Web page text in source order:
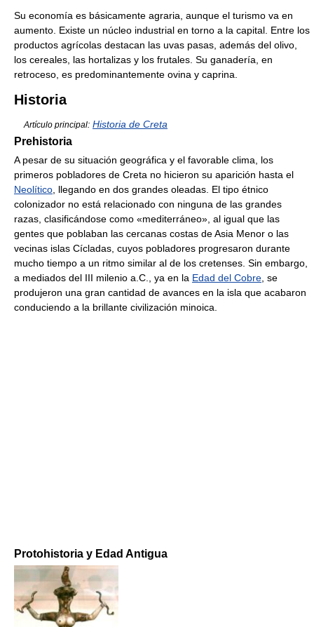
Su economía es básicamente agraria, aunque el turismo va en
aumento. Existe un núcleo industrial en torno a la capital. Entre los
productos agrícolas destacan las uvas pasas, además del olivo,
los cereales, las hortalizas y los frutales. Su ganadería, en
retroceso, es predominantemente ovina y caprina.
Historia
Artículo principal: Historia de Creta
Prehistoria
A pesar de su situación geográfica y el favorable clima, los
primeros pobladores de Creta no hicieron su aparición hasta el
Neolítico , llegando en dos grandes oleadas. El tipo étnico
colonizador no está relacionado con ninguna de las grandes
razas, clasificándose como «mediterráneo», al igual que las
gentes que poblaban las cercanas costas de Asia Menor o las
vecinas islas Cícladas, cuyos pobladores progresaron durante
mucho tiempo a un ritmo similar al de los cretenses. Sin embargo,
a mediados del III milenio a.C., ya en la Edad del Cobre , se
produjeron una gran cantidad de avances en la isla que acabaron
conduciendo a la brillante civilización minoica.
Protohistoria y Edad Antigua